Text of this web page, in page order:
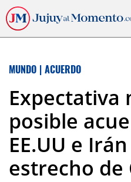
MUNDO | ACUERDO
Expectativa
posible
EE.UU e
estrecho de